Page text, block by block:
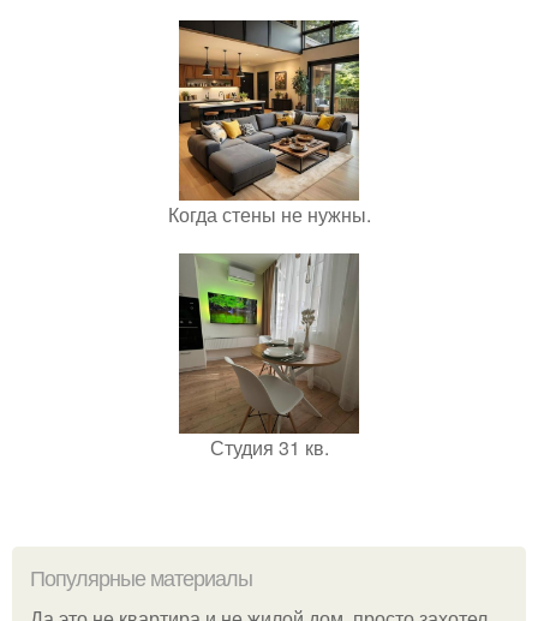
Когда стены не нужны.
Студия 31 кв.
Популярные материалы